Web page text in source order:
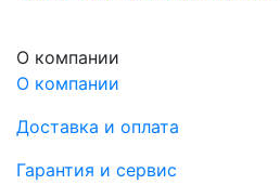
О компании
О компании
Доставка и оплата
Гарантия и сервис